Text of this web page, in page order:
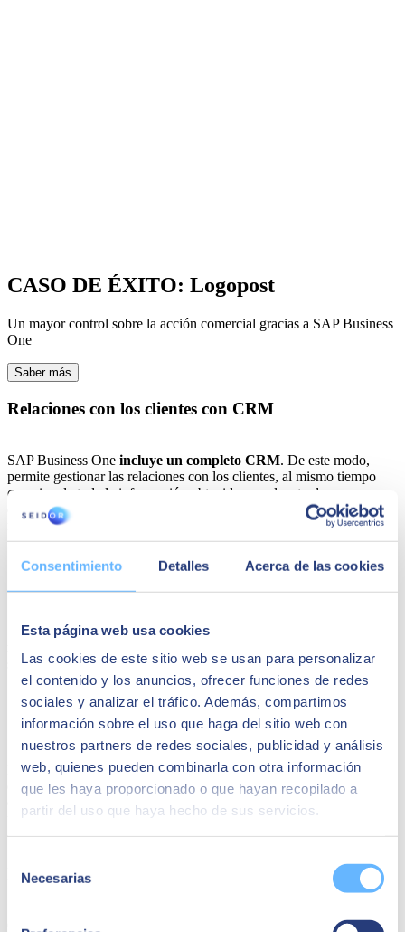
Consentimiento Detalles Acerca de las cookies
Esta página web usa cookies
Las cookies de este sitio web se usan para personalizar
el contenido y los anuncios, ofrecer funciones de redes
sociales y analizar el tráfico. Además, compartimos
información sobre el uso que haga del sitio web con
nuestros partners de redes sociales, publicidad y análisis
web, quienes pueden combinarla con otra información
que les haya proporcionado o que hayan recopilado a
partir del uso que haya hecho de sus servicios.
Necesarias
CASO DE ÉXITO: Logopost
Un mayor control sobre la acción comercial gracias a SAP Business
One
Saber más
Relaciones con los clientes con CRM
SAP Business One incluye un completo CRM. De este modo,
permite gestionar las relaciones con los clientes, al mismo tiempo
que vincula toda la información obtenida con el resto de
departamentos de tu negocio. Solo así conocerás a fondo las
necesidades de tus compradores para ofrecerles la mejor experiencia.
SAP Business One tambiénsimplifica la complejidad del
stock, agiliza el abastecimiento y previene pérdidas económicas.
Control absoluto sobre las ventas
Este ERP incluye funciones de ventas que van desde la generación
de cotizaciones hasta la facturación,optimizando la gestión de
cada etapa . Las previsiones de ventas y el seguimiento de
rendimiento permiten una planificación precisa y estratégica.
Informes y análisis para tomar mejores decisiones
Con esta plataforma lograrás transformar los datos que obtiene tu